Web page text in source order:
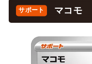
マコモ